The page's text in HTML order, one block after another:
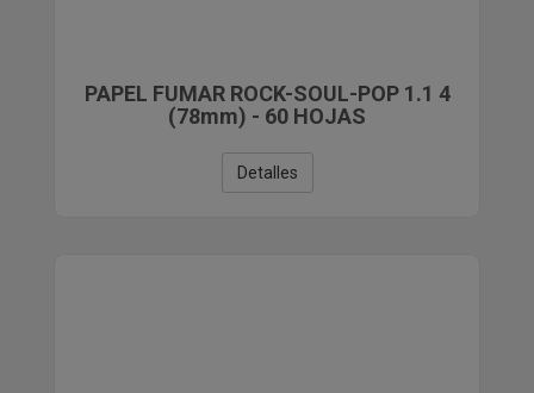
PAPEL FUMAR ROCK-SOUL-POP 1.1 4
(78mm) - 60 HOJAS
Detalles